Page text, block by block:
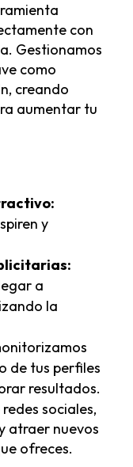
con
Gestionamos
como
creando
aumentar tu
y
a
la
de tus perfiles
resultados.
sociales,
atraer nuevos
ofreces.